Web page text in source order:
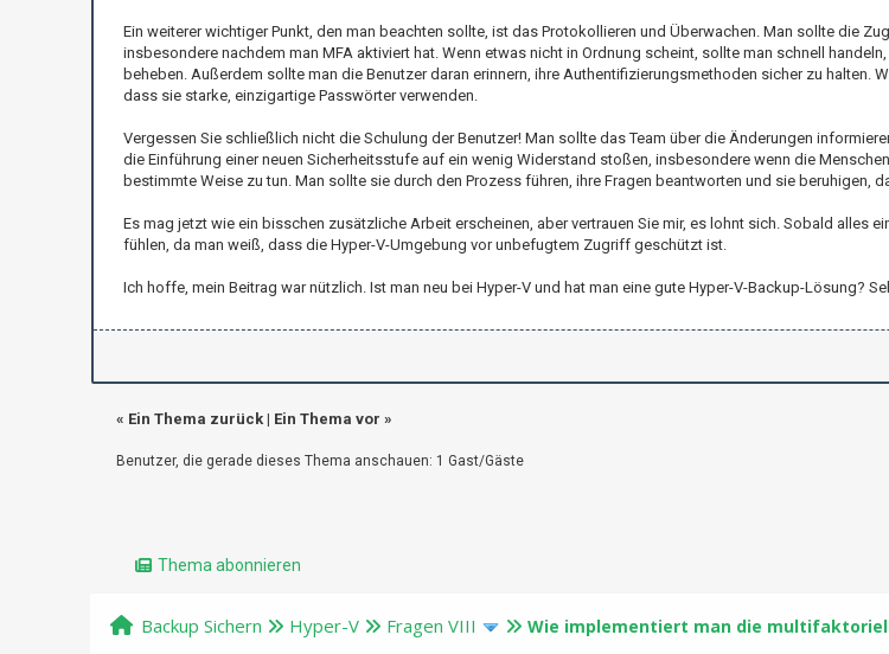
Ein weiterer wichtiger Punkt, den man beachten sollte, ist das Protokollieren und Überwachen. Man sollte die
insbesondere nachdem man MFA aktiviert hat. Wenn etwas nicht in Ordnung scheint, sollte man schnell
beheben. Außerdem sollte man die Benutzer daran erinnern, ihre Authentifizierungsmethoden sicher zu halten.
dass sie starke, einzigartige Passwörter verwenden.
Vergessen Sie schließlich nicht die Schulung der Benutzer! Man sollte das Team über die Änderungen
die Einführung einer neuen Sicherheitsstufe auf ein wenig Widerstand stoßen, insbesondere wenn die
bestimmte Weise zu tun. Man sollte sie durch den Prozess führen, ihre Fragen beantworten und sie beruhigen,
Es mag jetzt wie ein bisschen zusätzliche Arbeit erscheinen, aber vertrauen Sie mir, es lohnt sich. Sobald alles
fühlen, da man weiß, dass die Hyper-V-Umgebung vor unbefugtem Zugriff geschützt ist.
Ich hoffe, mein Beitrag war nützlich. Ist man neu bei Hyper-V und hat man eine gute Hyper-V-Backup-Lösung?
« Ein Thema zurück| Ein Thema vor »
Benutzer, die gerade dieses Thema anschauen: 1 Gast/Gäste
Thema abonnieren
Backup Sichern Hyper-V Fragen VIII Wie implementiert man die